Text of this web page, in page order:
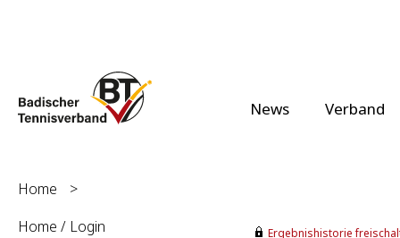
News Verband
Home
>
Home / Login
Ergebnishistorie